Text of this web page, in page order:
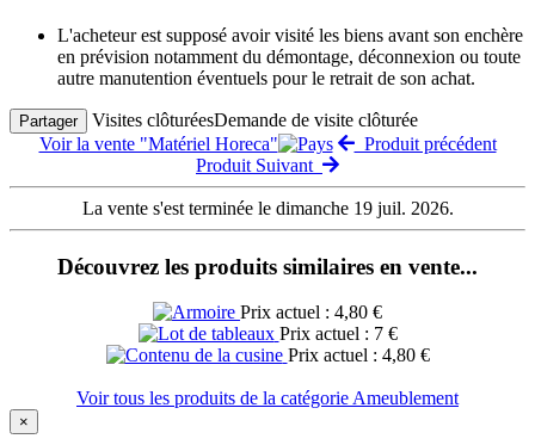
L'acheteur est supposé avoir visité les biens avant son enchère
en prévision notamment du démontage, déconnexion ou toute
autre manutention éventuels pour le retrait de son achat.
Partager Visites clôturéesDemande de visite clôturée
Voir la vente "Matériel Horeca"
Produit précédent
Produit Suivant
La vente s'est terminée le dimanche 19 juil. 2026.
Découvrez les produits similaires en vente...
Prix actuel : 4,80 €
Prix actuel : 7 €
Prix actuel : 4,80 €
Voir tous les produits de la catégorie Ameublement
×